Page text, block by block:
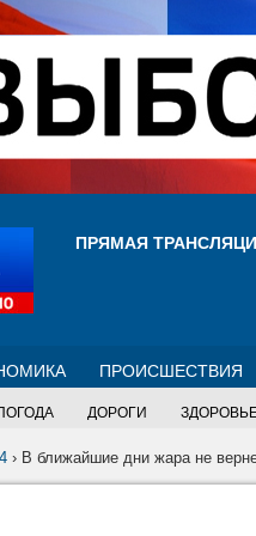
ПРЯМАЯ
ПРОИСШЕСТВИЯ
ДОРОГИ
› В ближайшие дни жара не